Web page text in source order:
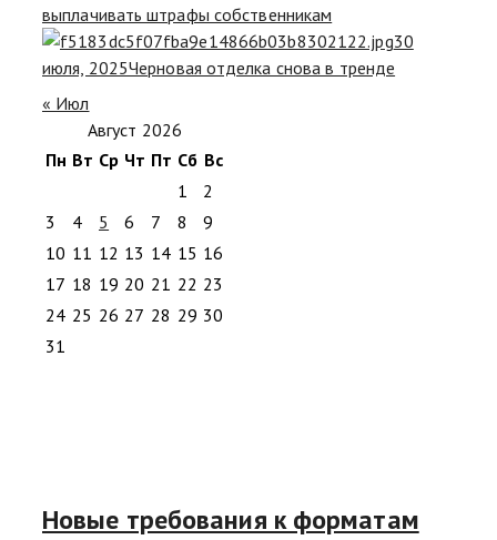
выплачивать штрафы собственникам
30
июля, 2025Черновая отделка снова в тренде
« Июл
Август 2026
Пн Вт Ср Чт Пт Сб Вс
1
2
3
4 5 6 7 8
9
10 11 12 13 14 15 16
17 18 19 20 21 22 23
24 25 26 27 28 29 30
31
Новые требования к форматам